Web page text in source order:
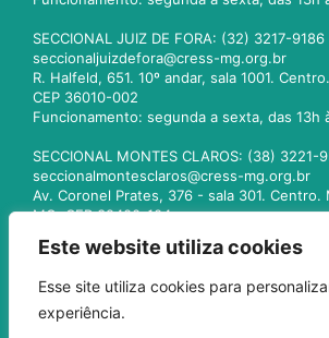
Este website utiliza cookies
Esse site utiliza cookies para
experiência.
SECCIONAL JUIZ DE FORA: (32) 3217-9186 |
seccionaljuizdefora@cress-mg.org.br
R. Halfeld, 651. 10º andar, sala 1001.
CEP 36010-002
Funcionamento: segunda a sexta, das 13h
SECCIONAL MONTES CLAROS: (38) 3221-
seccionalmontesclaros@cress-mg.org.br
Av. Coronel Prates, 376 - sala 301. Centro.
MG. CEP 39400-104
seccionaluberlandia@cress-mg.org.br
Av. Afonso Pena, 547 - sala 101. Uberlândia